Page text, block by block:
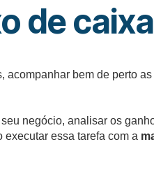
de caixa
bem de perto
negócio, analisar os
executar essa tarefa com a